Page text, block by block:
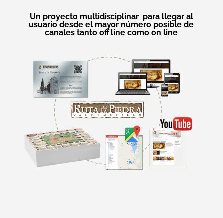
Un proyecto multidisciplinar para llegar al
usuario desde el mayor número posible de
canales tanto off line como on line